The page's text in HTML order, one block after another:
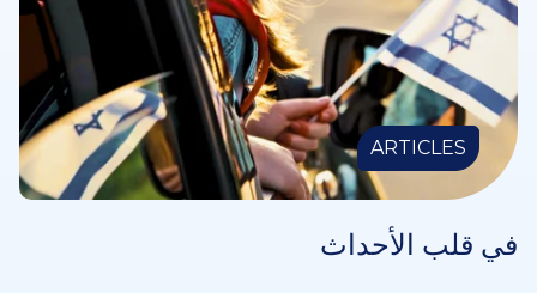
ARTICLES
في قلب الأحداث